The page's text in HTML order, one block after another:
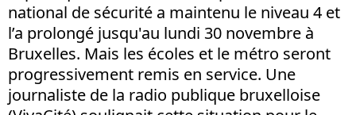
national de sécurité a maintenu le niveau 4 et
l’a prolongé jusqu'au lundi 30 novembre à
Bruxelles. Mais les écoles et le métro seront
progressivement remis en service. Une
journaliste de la radio publique bruxelloise